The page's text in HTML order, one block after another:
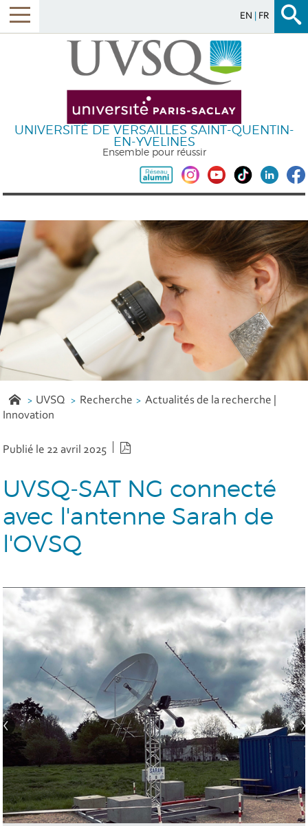
EN FR
UNIVERSITÉ DE VERSAILLES SAINT-QUENTIN-
EN-YVELINES
Ensemble pour réussir
UVSQ Recherche
Actualités de la recherche |
Innovation
Publié le 22 avril 2025
UVSQ-SAT NG connecté
avec l'antenne Sarah de
l'OVSQ